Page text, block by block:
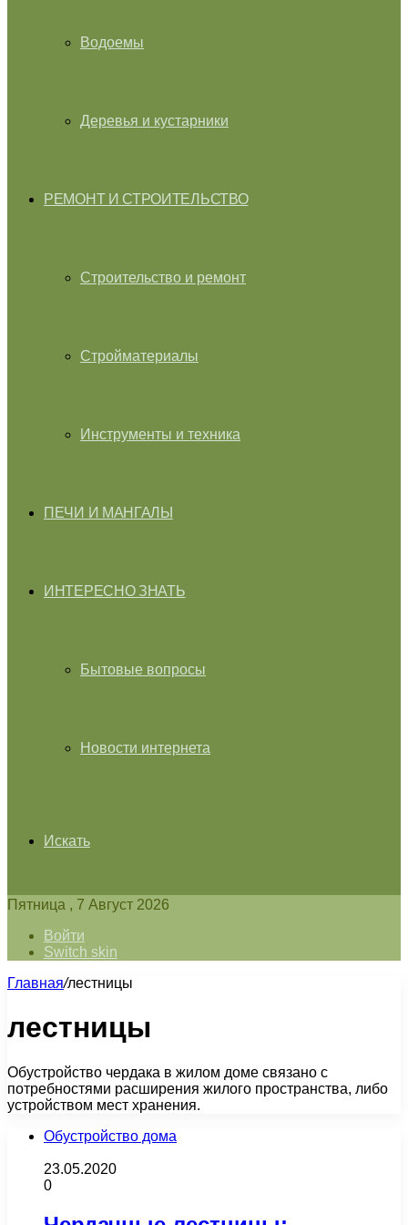
Водоемы
Деревья и кустарники
РЕМОНТ И СТРОИТЕЛЬСТВО
Строительство и ремонт
Стройматериалы
Инструменты и техника
ПЕЧИ И МАНГАЛЫ
ИНТЕРЕСНО ЗНАТЬ
Бытовые вопросы
Новости интернета
Искать
Пятница , 7 Август 2026
Войти
Switch skin
Главная/лестницы
лестницы
Обустройство чердака в жилом доме связано с
потребностями расширения жилого пространства, либо
устройством мест хранения.
Обустройство дома
23.05.2020
0